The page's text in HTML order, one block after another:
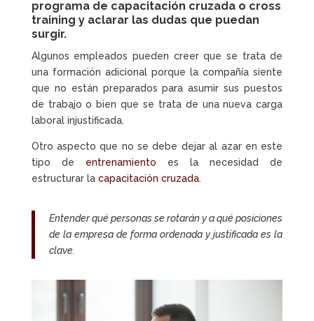
programa de capacitación cruzada o cross
training y aclarar las dudas que puedan
surgir.
Algunos empleados pueden creer que se trata de
una formación adicional porque la compañía siente
que no están preparados para asumir sus puestos
de trabajo o bien que se trata de una nueva carga
laboral injustificada.
Otro aspecto que no se debe dejar al azar en este
tipo de entrenamiento es la necesidad de
estructurar la capacitación cruzada.
Entender qué personas se rotarán y a qué posiciones
de la empresa de forma ordenada y justificada es la
clave.